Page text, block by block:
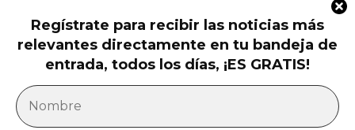
exposiciones públicas.
Condado King advierte
sobre la propagación de
una nueva infección de
transmisión sexual
Regístrate para recibir las noticias más
relevantes directamente en tu bandeja de
entrada, todos los días, ¡ES GRATIS!